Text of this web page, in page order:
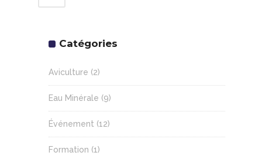
Catégories
Aviculture (2)
Eau Minérale (9)
Événement (12)
Formation (1)